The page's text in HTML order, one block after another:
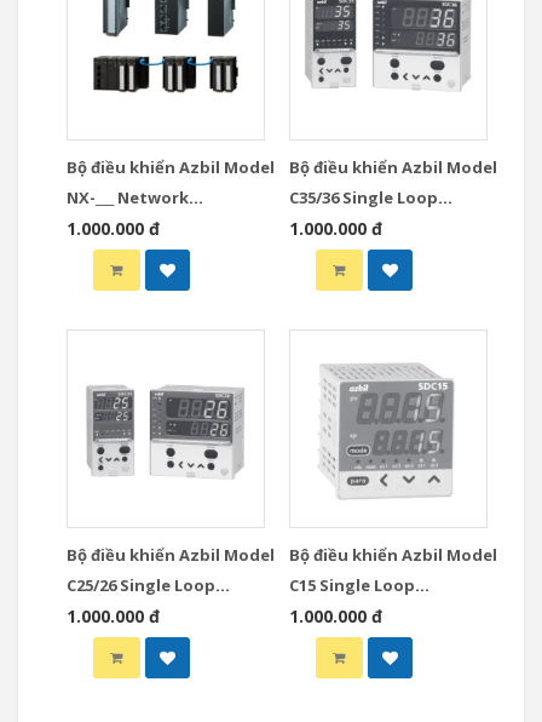
Bộ điều khiển Azbil Model
NX-___ Network
Instrumentation
Modules Controllers
1.000.000 đ
Bộ điều khiển Azbil Model
C35/36 Single Loop
Controllers
1.000.000 đ
Bộ điều khiển Azbil Model
C25/26 Single Loop
Controllers
1.000.000 đ
Bộ điều khiển Azbil Model
C15 Single Loop
Controllers
1.000.000 đ